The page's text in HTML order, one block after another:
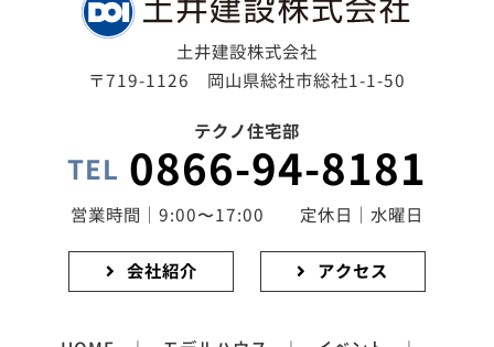
土井建設株式会社
〒719-1126 岡山県総社市総社1-1-50
テクノ住宅部
TEL 0866-94-8181
営業時間｜9:00〜17:00 定休日｜水曜日
会社紹介 アクセス